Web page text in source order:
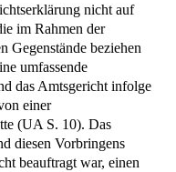
nicht auf
im Rahmen der
Gegenstände beziehen
umfassende
das Amtsgericht infolge
einer
(UA S. 10). Das
diesen Vorbringens
beauftragt war, einen